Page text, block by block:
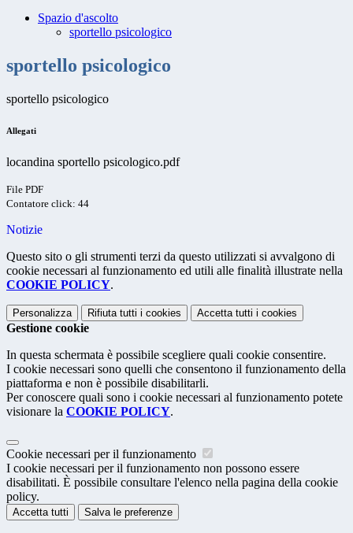
Spazio d'ascolto
sportello psicologico
sportello psicologico
sportello psicologico
Allegati
locandina sportello psicologico.pdf
File PDF
Contatore click: 44
Notizie
Questo sito o gli strumenti terzi da questo utilizzati si avvalgono di
cookie necessari al funzionamento ed utili alle finalità illustrate nella
COOKIE POLICY.
Personalizza Rifiuta tutti i cookies Accetta tutti i cookies
Gestione cookie
In questa schermata è possibile scegliere quali cookie consentire.
I cookie necessari sono quelli che consentono il funzionamento della
piattaforma e non è possibile disabilitarli.
Per conoscere quali sono i cookie necessari al funzionamento potete
visionare la COOKIE POLICY.
Cookie necessari per il funzionamento
I cookie necessari per il funzionamento non possono essere
disabilitati. È possibile consultare l'elenco nella pagina della cookie
policy.
Accetta tutti Salva le preferenze